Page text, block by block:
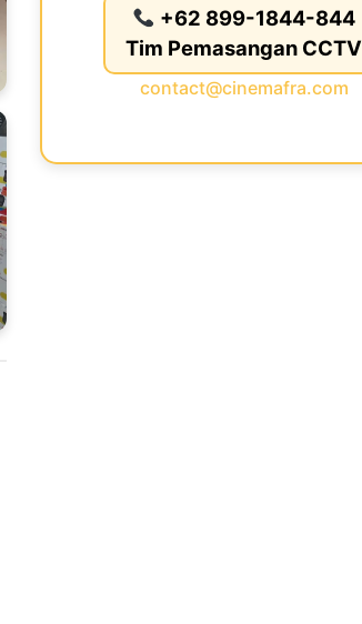
+62 899-1844-844
Tim Pemasangan CCTV
contact@cinemafra.com